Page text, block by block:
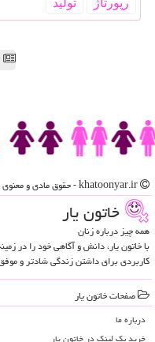
خاتون یار
همه چیز درباره زنان
با خاتون یار، دانش و آگاهی خود را در
کاربردی برای داشتن زندگی شادتر و
صفحات خاتون یار
درباره ما
خرید بک لینک در خاتون یار